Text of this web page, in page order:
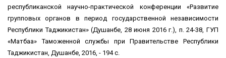
республиканской научно-практической конференции «Развитие
групповых органов в период государственной независимости
Республики Таджикистан» (Душанбе, 28 июня 2016 г.), п. 24-38, ГУП
«Матбаа» Таможенной службы при Правительстве Республики
Таджикистан, Душанбе, 2016, - 194 с.